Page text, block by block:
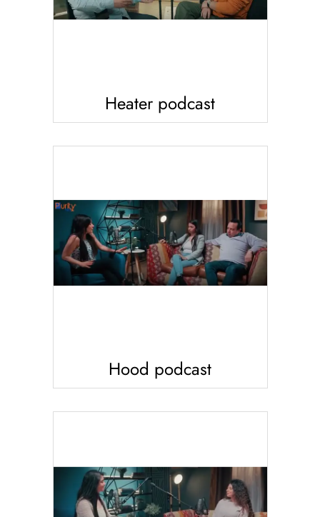
Heater podcast
Hood podcast